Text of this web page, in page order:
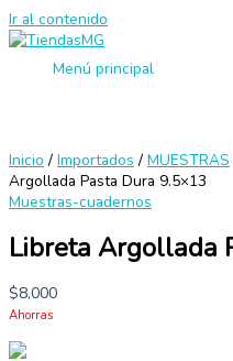
Ir al contenido
Menú principal
Inicio / Importados / MUESTRAS
Argollada Pasta Dura 9.5×13
Muestras-cuadernos
Libreta Argollada
$8,000
Ahorras